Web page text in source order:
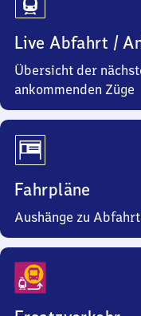
Live Abfahrt /
Übersicht der
ankommenden Züge
Fahrpläne
Aushänge zu